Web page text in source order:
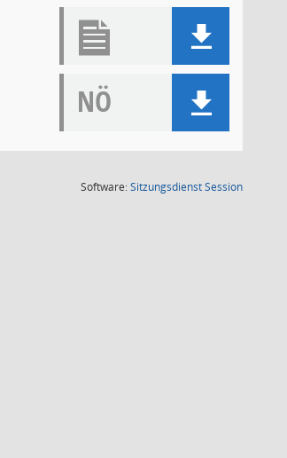
NÖ
Software:SitzungsdienstSession(Wird in